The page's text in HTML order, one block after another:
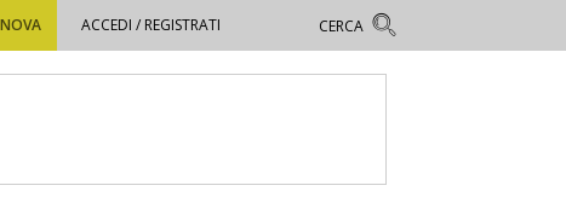
ACCEDI / REGISTRATI